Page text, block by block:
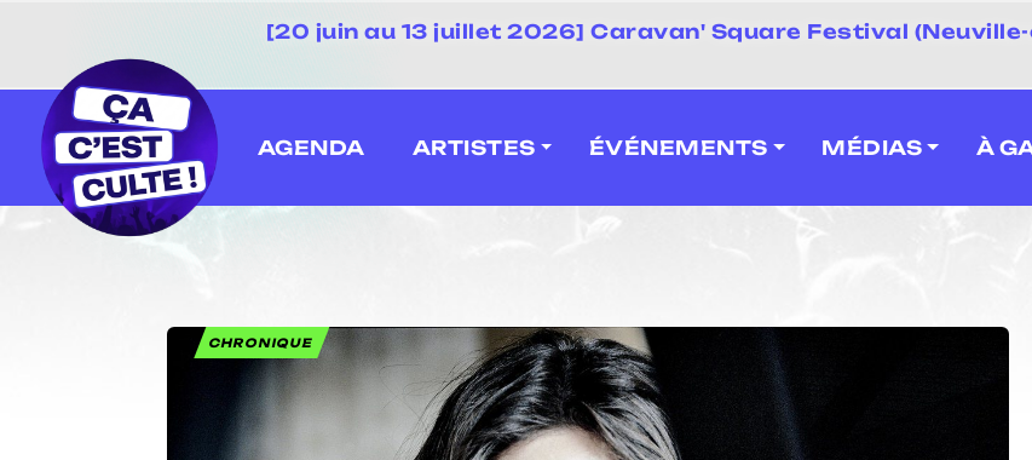
[20 juin au 13 juillet 2026] Caravan' Square Festival
AGENDA ARTISTES ÉVÉNEMENTS MÉDIAS À
CHRONIQUE